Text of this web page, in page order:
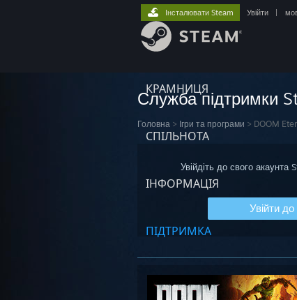
КРАМНИЦЯ
СПІЛЬНОТА
ІНФОРМАЦІЯ
ПІДТРИМКА
Інсталювати Steam Увійти
Служба підтримки
Головна > Ігри та програми > DOOM
Увійдіть до свого
Увійти